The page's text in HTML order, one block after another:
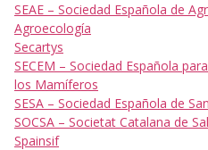
SEAE – Sociedad Española de
Agroecología
Secartys
SECEM – Sociedad Española
los Mamíferos
SESA – Sociedad Española de
SOCSA – Societat Catalana de
Spainsif